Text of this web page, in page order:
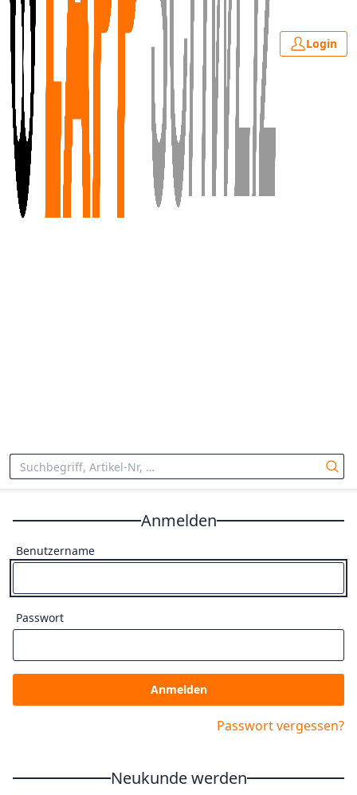
Login
Anmelden
Benutzername
Passwort
Anmelden
Passwort vergessen?
Neukunde werden